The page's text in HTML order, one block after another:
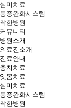
심미치료
통증완화시스템
착한병원
커뮤니티
병원소개
의료진소개
진료안내
충치치료
잇몸치료
심미치료
통증완화시스템
착한병원